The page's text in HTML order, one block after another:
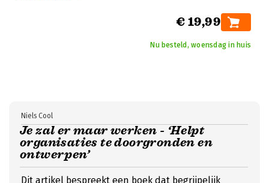
€ 19,99
Nu besteld, woensdag in huis
Je zal er maar werken - ‘Helpt
organisaties te doorgronden en
ontwerpen’
Niels Cool
Dit artikel bespreekt een boek dat begrijpelijk